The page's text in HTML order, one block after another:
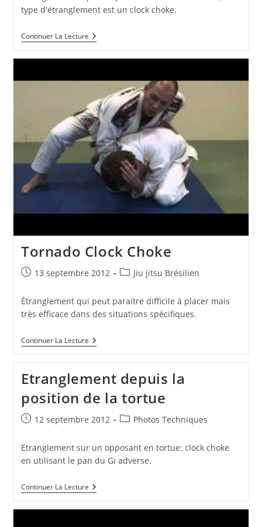
type d'étranglement est un clock choke.
Continuer La LectureClock
Choke
Gatame
Control)
Tornado Clock Choke
Publication
13 septembre 2012
PostJiu jitsu Brésilien
Étranglement qui peut paraitre difficile à placer mais
très efficace dans des situations spécifiques.
Continuer La LectureTornado
Clock
Etranglement depuis la
position de la tortue
Publication
12 septembre 2012
PostPhotos Techniques
Etranglement sur un opposant en tortue: clock choke
en utilisant le pan du Gi adverse.
Continuer La LectureEtranglement
Depuis